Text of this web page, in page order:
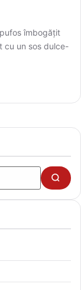
îmbogățit
cu un sos dulce-
Cauta